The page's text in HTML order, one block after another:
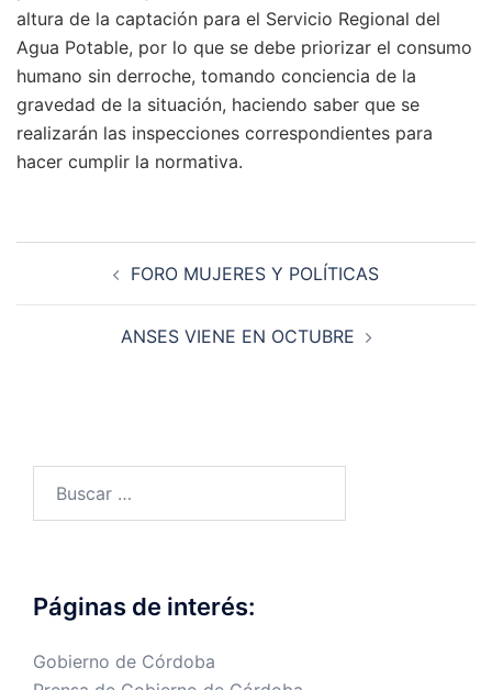
altura de la captación para el Servicio Regional del
Agua Potable, por lo que se debe priorizar el consumo
humano sin derroche, tomando conciencia de la
gravedad de la situación, haciendo saber que se
realizarán las inspecciones correspondientes para
hacer cumplir la normativa.
FORO MUJERES Y POLÍTICAS
ANSES VIENE EN OCTUBRE
Páginas de interés:
Gobierno de Córdoba